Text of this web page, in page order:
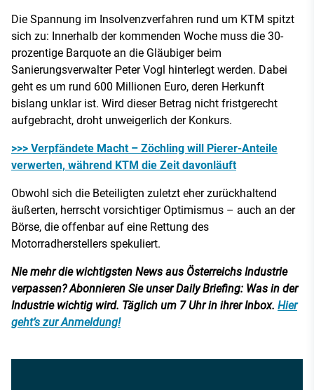
Die Spannung im Insolvenzverfahren rund um KTM spitzt
sich zu: Innerhalb der kommenden Woche muss die 30-
prozentige Barquote an die Gläubiger beim
Sanierungsverwalter Peter Vogl hinterlegt werden. Dabei
geht es um rund 600 Millionen Euro, deren Herkunft
bislang unklar ist. Wird dieser Betrag nicht fristgerecht
aufgebracht, droht unweigerlich der Konkurs.
>>> Verpfändete Macht – Zöchling will Pierer-Anteile
verwerten, während KTM die Zeit davonläuft
Obwohl sich die Beteiligten zuletzt eher zurückhaltend
äußerten, herrscht vorsichtiger Optimismus – auch an der
Börse, die offenbar auf eine Rettung des
Motorradherstellers spekuliert.
Nie mehr die wichtigsten News aus Österreichs Industrie
verpassen? Abonnieren Sie unser Daily Briefing: Was in der
Industrie wichtig wird. Täglich um 7 Uhr in ihrer Inbox. Hier
geht’s zur Anmeldung!